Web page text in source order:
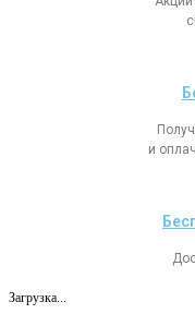
и
Загрузка...